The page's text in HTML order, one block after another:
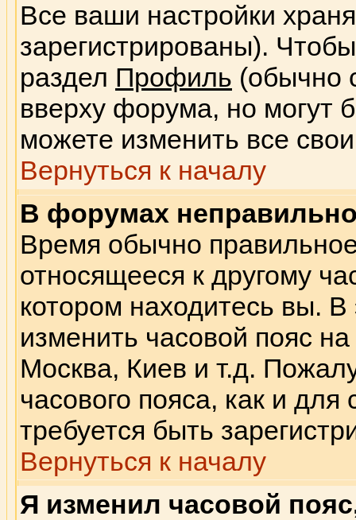
Все ваши настройки
зарегистрированы).
раздел Профиль (обычно
вверху форума, но могут
можете изменить все
Вернуться к началу
В форумах
Время обычно
относящееся к другому
котором находитесь вы.
изменить часовой пояс
Москва, Киев и т.д.
часового пояса, как и
требуется быть
Вернуться к началу
Я изменил часовой